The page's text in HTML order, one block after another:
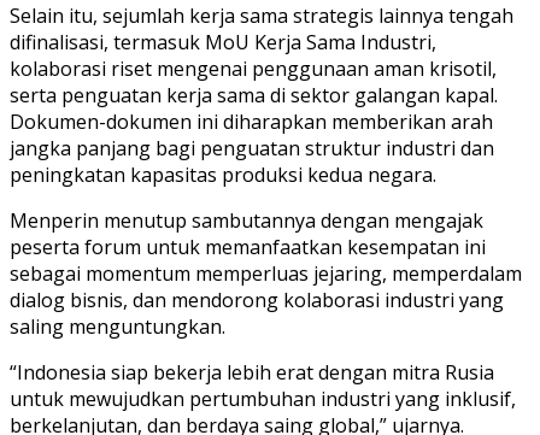
Selain itu, sejumlah kerja sama strategis lainnya tengah
difinalisasi, termasuk MoU Kerja Sama Industri,
kolaborasi riset mengenai penggunaan aman krisotil,
serta penguatan kerja sama di sektor galangan kapal.
Dokumen-dokumen ini diharapkan memberikan arah
jangka panjang bagi penguatan struktur industri dan
peningkatan kapasitas produksi kedua negara.
Menperin menutup sambutannya dengan mengajak
peserta forum untuk memanfaatkan kesempatan ini
sebagai momentum memperluas jejaring, memperdalam
dialog bisnis, dan mendorong kolaborasi industri yang
saling menguntungkan.
“Indonesia siap bekerja lebih erat dengan mitra Rusia
untuk mewujudkan pertumbuhan industri yang inklusif,
berkelanjutan, dan berdaya saing global,” ujarnya.